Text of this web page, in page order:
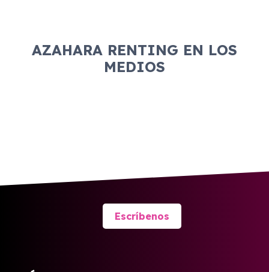
AZAHARA RENTING EN LOS
MEDIOS
Escríbenos